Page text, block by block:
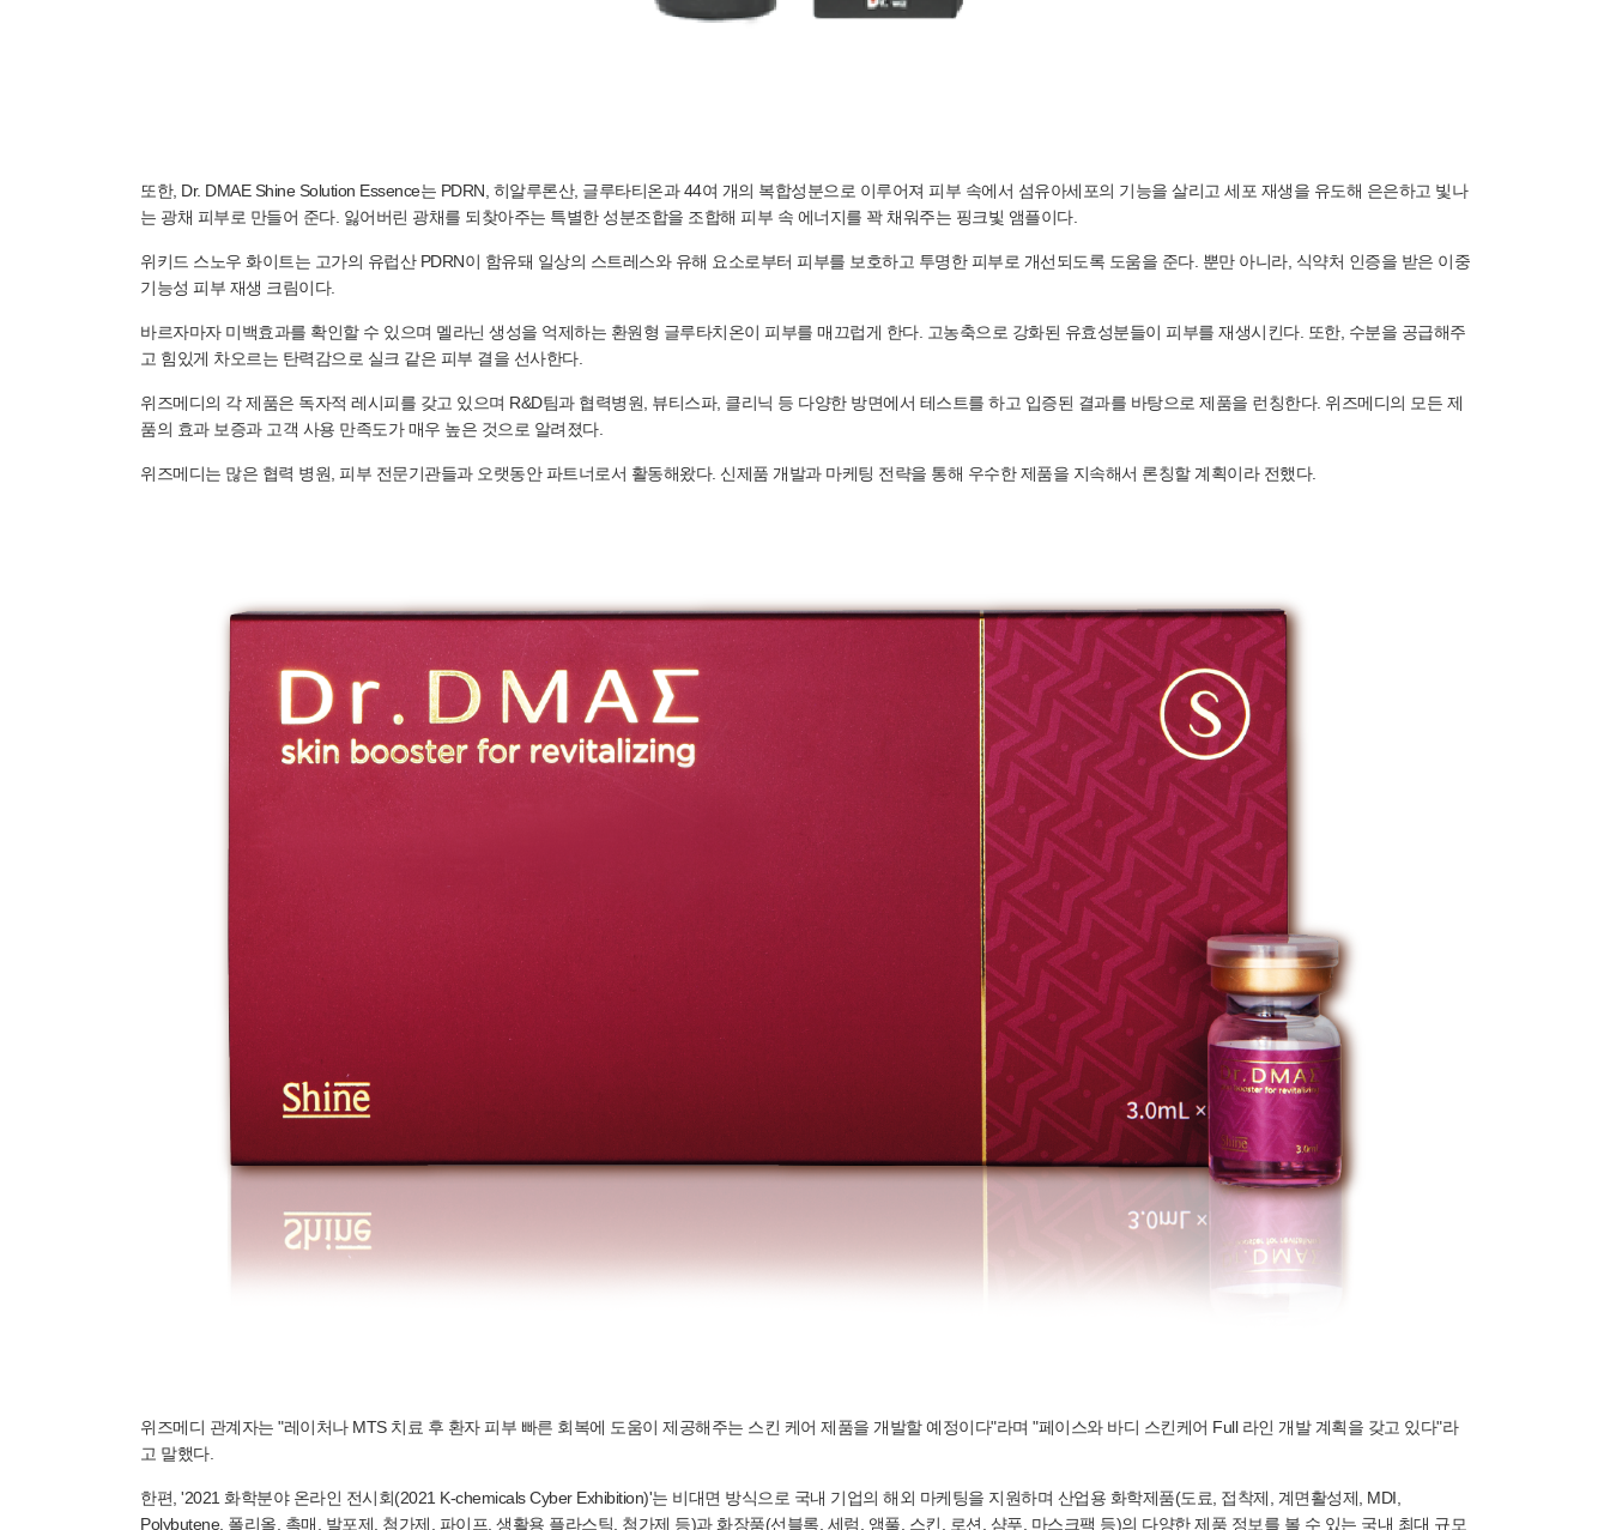
또한, Dr. DMAE Shine Solution Essence는 PDRN, 히알루론산, 글루타티온과 44여 개의 복합성분으로 이루어져 피부 속에서 섬유아세포의 기능을 살리고 세포 재생을 유도해 은은하고 빛나
는 광채 피부로 만들어 준다. 잃어버린 광채를 되찾아주는 특별한 성분조합을 조합해 피부 속 에너지를 꽉 채워주는 핑크빛 앰플이다.
위키드 스노우 화이트는 고가의 유럽산 PDRN이 함유돼 일상의 스트레스와 유해 요소로부터 피부를 보호하고 투명한 피부로 개선되도록 도움을 준다. 뿐만 아니라, 식약처 인증을 받은 이중
기능성 피부 재생 크림이다.
바르자마자 미백효과를 확인할 수 있으며 멜라닌 생성을 억제하는 환원형 글루타치온이 피부를 매끄럽게 한다. 고농축으로 강화된 유효성분들이 피부를 재생시킨다. 또한, 수분을 공급해주
고 힘있게 차오르는 탄력감으로 실크 같은 피부 결을 선사한다.
위즈메디의 각 제품은 독자적 레시피를 갖고 있으며 R&D팀과 협력병원, 뷰티스파, 클리닉 등 다양한 방면에서 테스트를 하고 입증된 결과를 바탕으로 제품을 런칭한다. 위즈메디의 모든 제
품의 효과 보증과 고객 사용 만족도가 매우 높은 것으로 알려졌다.
위즈메디는 많은 협력 병원, 피부 전문기관들과 오랫동안 파트너로서 활동해왔다. 신제품 개발과 마케팅 전략을 통해 우수한 제품을 지속해서 론칭할 계획이라 전했다.
위즈메디 관계자는 "레이처나 MTS 치료 후 환자 피부 빠른 회복에 도움이 제공해주는 스킨 케어 제품을 개발할 예정이다"라며 "페이스와 바디 스킨케어 Full 라인 개발 계획을 갖고 있다"라
고 말했다.
한편, '2021 화학분야 온라인 전시회(2021 K-chemicals Cyber Exhibition)'는 비대면 방식으로 국내 기업의 해외 마케팅을 지원하며 산업용 화학제품(도료, 접착제, 계면활성제, MDI,
Polybutene, 폴리올, 촉매, 발포제, 첨가제, 파이프, 생활용 플라스틱, 첨가제 등)과 화장품(선블록, 세럼, 앰풀, 스킨, 로션, 샴푸, 마스크팩 등)의 다양한 제품 정보를 볼 수 있는 국내 최대 규모